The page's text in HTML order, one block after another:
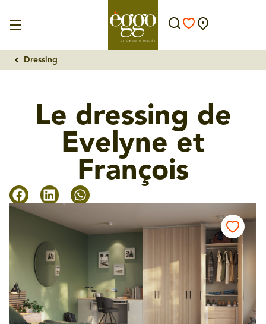
Dressing
Le dressing de
Evelyne et
François